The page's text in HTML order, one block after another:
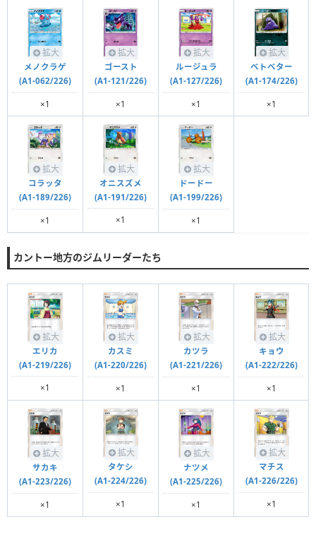
拡大
メノクラゲ
(A1-062/226)
×1
拡大
ゴースト
(A1-121/226)
×1
拡大
ルージュラ
(A1-127/226)
×1
拡大
ベトベター
(A1-174/226)
×1
拡大
コラッタ
(A1-189/226)
×1
拡大
オニスズメ
(A1-191/226)
×1
拡大
ドードー
(A1-199/226)
×1
カントー地方のジムリーダーたち
拡大
エリカ
(A1-219/226)
×1
拡大
カスミ
(A1-220/226)
×1
拡大
カツラ
(A1-221/226)
×1
拡大
キョウ
(A1-222/226)
×1
拡大
サカキ
(A1-223/226)
×1
拡大
タケシ
(A1-224/226)
×1
拡大
ナツメ
(A1-225/226)
×1
拡大
マチス
(A1-226/226)
×1